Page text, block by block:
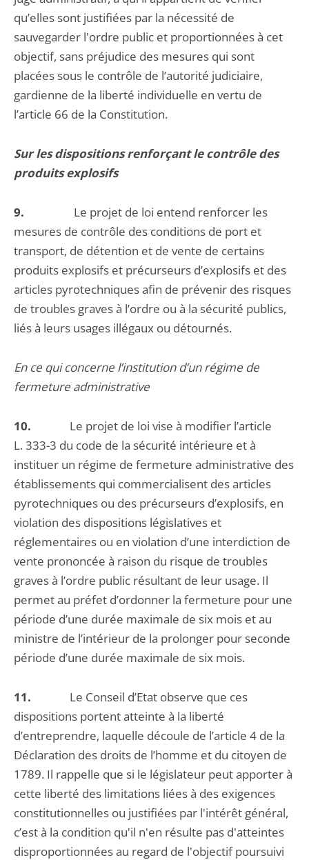
qu’elles sont justifiées par la nécessité de
sauvegarder l'ordre public et proportionnées à cet
objectif, sans préjudice des mesures qui sont
placées sous le contrôle de l’autorité judiciaire,
gardienne de la liberté individuelle en vertu de
l’article 66 de la Constitution.
Sur les dispositions renforçant le contrôle des
produits explosifs
9. Le projet de loi entend renforcer les
mesures de contrôle des conditions de port et
transport, de détention et de vente de certains
produits explosifs et précurseurs d’explosifs et des
articles pyrotechniques afin de prévenir des risques
de troubles graves à l’ordre ou à la sécurité publics,
liés à leurs usages illégaux ou détournés.
En ce qui concerne l’institution d’un régime de
fermeture administrative
10. Le projet de loi vise à modifier l’article
L. 333-3 du code de la sécurité intérieure et à
instituer un régime de fermeture administrative des
établissements qui commercialisent des articles
pyrotechniques ou des précurseurs d’explosifs, en
violation des dispositions législatives et
réglementaires ou en violation d’une interdiction de
vente prononcée à raison du risque de troubles
graves à l’ordre public résultant de leur usage. Il
permet au préfet d’ordonner la fermeture pour une
période d’une durée maximale de six mois et au
ministre de l’intérieur de la prolonger pour seconde
période d’une durée maximale de six mois.
11. Le Conseil d’Etat observe que ces
dispositions portent atteinte à la liberté
d’entreprendre, laquelle découle de l’article 4 de la
Déclaration des droits de l’homme et du citoyen de
1789. Il rappelle que si le législateur peut apporter à
cette liberté des limitations liées à des exigences
constitutionnelles ou justifiées par l'intérêt général,
c’est à la condition qu'il n'en résulte pas d'atteintes
disproportionnées au regard de l'objectif poursuivi